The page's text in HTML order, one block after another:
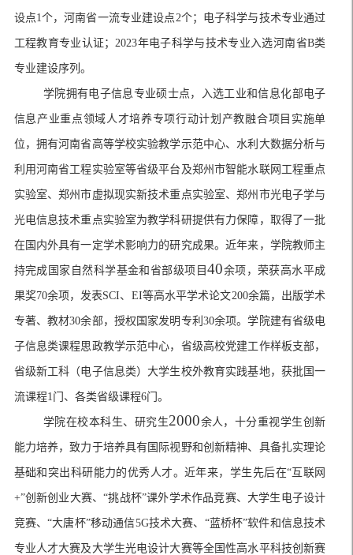
设点1 个，河南省一流专业建设点 2个；电子科学与技术专业通过
工程教育专业认证； 2023年电子科学与技术专业入选河南省B类
专业建设序列。
学院拥有电子信息专业硕士点，入选工业和信息化部电子
信息产业重点领域人才培养专项行动计划产教融合项目实施单
位，拥有河南省高等学校实验教学示范中心、水利大数据分析与
利用河南省工程实验室等省级平台及郑州市智能水联网工程重点
实验室、郑州市虚拟现实新技术重点实验室、郑州市光电子学与
光电信息技术重点实验室为教学科研提供有力保障，取得了一批
在国内外具有一定学术影响力的研究成果。近年来，学院教师主
持完成国家自然科学基金和省部级项目40余项，荣获高水平成
果奖70余项，发表SCI、 EI等高水平学术论文200余篇，出版学术
专著、教材30余部，授权国家发明专利 30余项。学院建有省级电
子信息类课程思政教学示范中心，省级高校党建工作样板支部，
省级新工科（电子信息类）大学生校外教育实践基地，获批国一
流课程1 门、各类省级课程6门。
学院在校本科生、研究生2000余人，十分重视学生创新
能力培养，致力于培养具有国际视野和创新精神、具备扎实理论
基础和突出科研能力的优秀人才。近年来，学生先后在“互联网
+”创新创业大赛、“挑战杯”课外学术作品竞赛、大学生电子设计
竞赛、“大唐杯”移动通信5G技术大赛、 “蓝桥杯”软件和信息技术
专业人才大赛及大学生光电设计大赛等全国性高水平科技创新赛